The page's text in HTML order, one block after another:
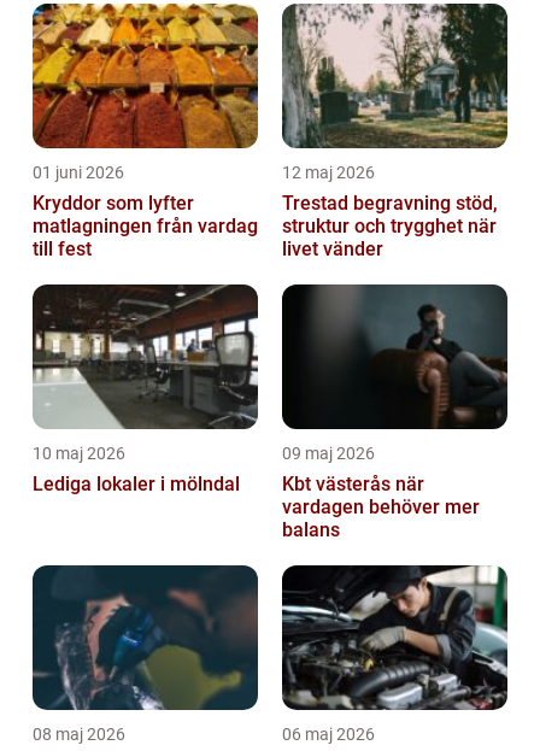
01 juni 2026
Kryddor som lyfter
matlagningen från vardag
till fest
12 maj 2026
Trestad begravning stöd,
struktur och trygghet när
livet vänder
10 maj 2026
Lediga lokaler i mölndal
09 maj 2026
Kbt västerås när
vardagen behöver mer
balans
08 maj 2026 06 maj 2026